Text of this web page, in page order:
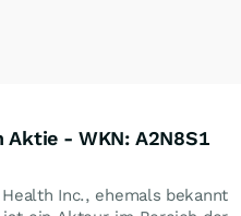
- WKN: A2N8S1
Inc., ehemals bekannt